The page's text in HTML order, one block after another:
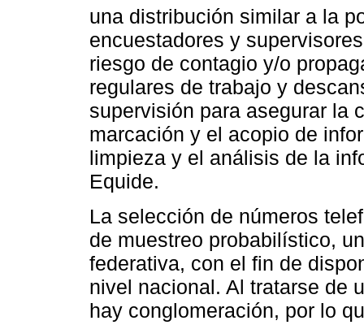
una distribución similar a la
encuestadores y
riesgo de contagio y/o
regulares de trabajo y
supervisión para asegurar la
marcación y el acopio de
limpieza y el análisis de la
Equide.
La selección de números
de muestreo probabilístico,
federativa, con el fin de
nivel nacional. Al tratarse de
hay conglomeración, por lo